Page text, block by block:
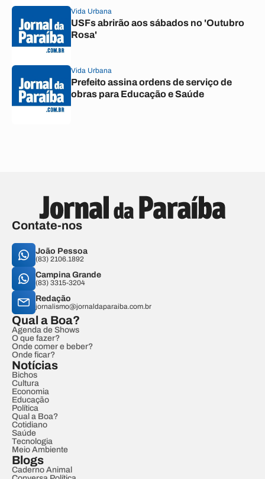
Vida Urbana
USFs abrirão aos sábados no 'Outubro
Rosa'
Vida Urbana
Prefeito assina ordens de serviço de
obras para Educação e Saúde
Contate-nos
João Pessoa
(83) 2106.1892
Campina Grande
(83) 3315-3204
Redação
jornalismo@jornaldaparaiba.com.br
Qual a Boa?
Agenda de Shows
O que fazer?
Onde comer e beber?
Onde ficar?
Notícias
Bichos
Cultura
Economia
Educação
Política
Qual a Boa?
Cotidiano
Saúde
Tecnologia
Meio Ambiente
Blogs
Caderno Animal